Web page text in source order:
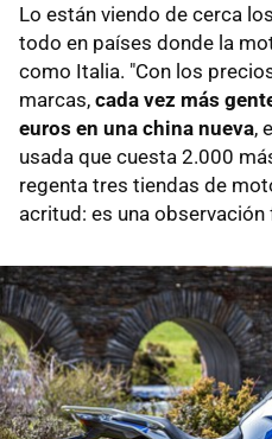
Lo están viendo de cerca
todo en países donde la
como Italia. "Con los
marcas, cada vez más
euros en una china nueva,
usada que cuesta 2.000
regenta tres tiendas de
acritud: es una